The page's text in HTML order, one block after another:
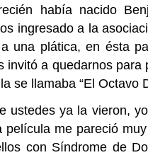
había nacido
ingresado a la
una plática, en ésta
invitó a quedarnos
se llamaba “El Octavo
ustedes ya la vieron,
película me pareció
con Síndrome de